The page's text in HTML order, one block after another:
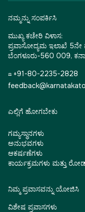
ನಮ್ಮನ್ನು ಸಂಪರ್ಕಿಸಿ
ಮುಖ್ಯ ಕಚೇರಿ ವಿಳಾಸ:
ಪ್ರವಾಸೋದ್ಯಮ ಇಲಾಖೆ
ಬೆಂಗಳೂರು-560 009,
☎ +91-80-2235-2828
ಎಲ್ಲಿಗೆ ಹೋಗಬೇಕು
ಗಮ್ಯಸ್ಥಾನಗಳು
ಅನುಭವಗಳು
ಆಕರ್ಷಣೆಗಳು
ಕಾರ್ಯಕ್ರಮಗಳು ಮತ್ತು
ನಿಮ್ಮ ಪ್ರವಾಸವನ್ನು ಯೋಜಿಸಿ
ವಿಶೇಷ ಪ್ರವಾಸಗಳು